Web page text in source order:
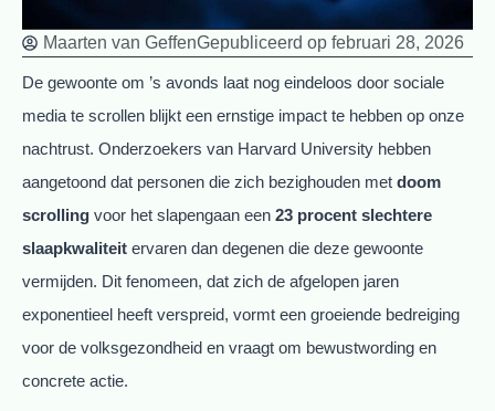
Maarten van GeffenGepubliceerd op februari 28, 2026
De gewoonte om ’s avonds laat nog eindeloos door sociale
media te scrollen blijkt een ernstige impact te hebben op onze
nachtrust. Onderzoekers van Harvard University hebben
aangetoond dat personen die zich bezighouden met doom
scrolling voor het slapengaan een 23 procent slechtere
slaapkwaliteit ervaren dan degenen die deze gewoonte
vermijden. Dit fenomeen, dat zich de afgelopen jaren
exponentieel heeft verspreid, vormt een groeiende bedreiging
voor de volksgezondheid en vraagt om bewustwording en
concrete actie.